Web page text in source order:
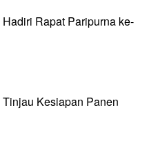
Rapat Paripurna ke-
Kesiapan Panen